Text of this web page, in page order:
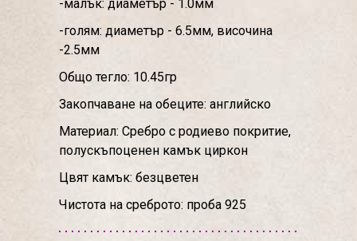
-малък: диаметър - 1.0мм
-голям: диаметър - 6.5мм, височина
-2.5мм
Общо тегло: 10.45гр
Закопчаване на обеците: английско
Материал: Сребро с родиево покритие,
полускъпоценен камък циркон
Цвят камък: безцветен
Чистота на среброто: проба 925